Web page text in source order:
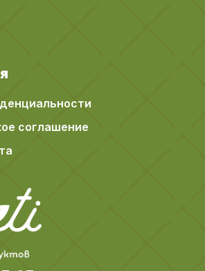
соглашение